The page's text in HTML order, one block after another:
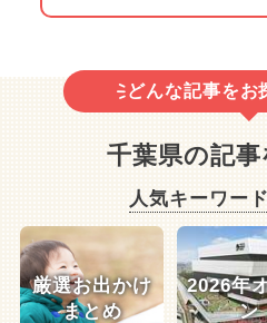
どんな記事をお
千葉県の記
人気キーワー
厳選お出かけ
まとめ
2026年
ン